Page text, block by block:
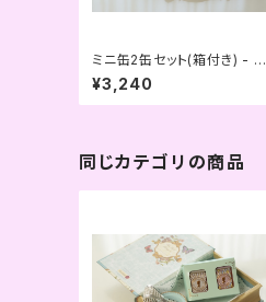
ミニ缶2缶セット(箱付き) - ピ
ンク
¥3,240
同じカテゴリの商品